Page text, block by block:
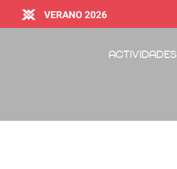
VERANO 2026
Actividades